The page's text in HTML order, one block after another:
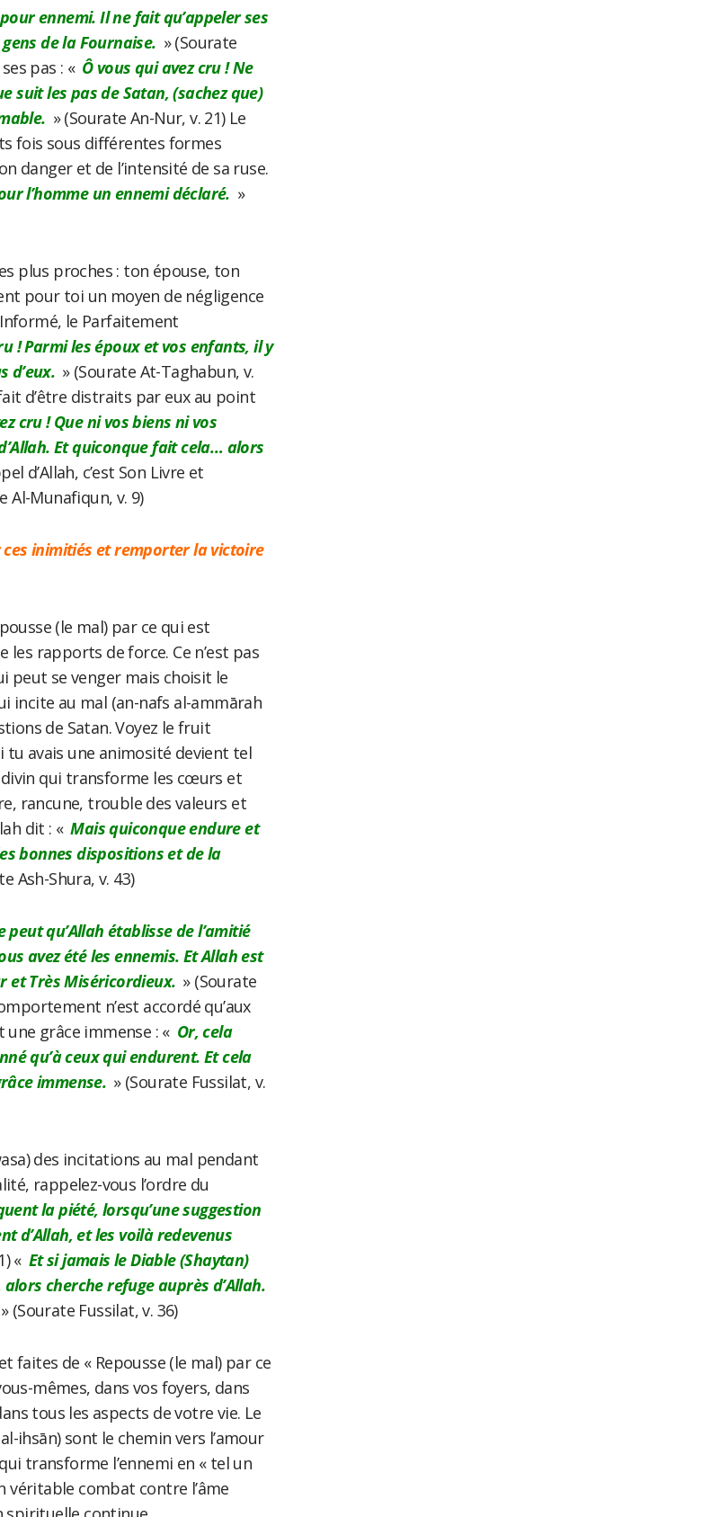
ennemi. Il ne fait qu’appeler ses
de la Fournaise. » (Sourate
pas : « Ô vous qui avez cru ! Ne
suit les pas de Satan, (sachez que)
» (Sourate An-Nur, v. 21) Le
fois sous différentes formes
danger et de l’intensité de sa ruse.
l’homme un ennemi déclaré. »
plus proches : ton épouse, ton
pour toi un moyen de négligence
Informé, le Parfaitement
! Parmi les époux et vos enfants, il y
d’eux. » (Sourate At-Taghabun, v.
d’être distraits par eux au point
cru ! Que ni vos biens ni vos
Et quiconque fait cela… alors
d’Allah, c’est Son Livre et
Al-Munafiqun, v. 9)
inimitiés et remporter la victoire
(le mal) par ce qui est
les rapports de force. Ce n’est pas
peut se venger mais choisit le
incite au mal (an-nafs al-ammārah
de Satan. Voyez le fruit
tu avais une animosité devient tel
divin qui transforme les cœurs et
rancune, trouble des valeurs et
dit : « Mais quiconque endure et
bonnes dispositions et de la
Ash-Shura, v. 43)
peut qu’Allah établisse de l’amitié
avez été les ennemis. Et Allah est
et Très Miséricordieux. » (Sourate
n’est accordé qu’aux
grâce immense : « Or, cela
qu’à ceux qui endurent. Et cela
immense. » (Sourate Fussilat, v.
des incitations au mal pendant
rappelez-vous l’ordre du
la piété, lorsqu’une suggestion
d’Allah, et les voilà redevenus
« Et si jamais le Diable (Shaytan)
cherche refuge auprès d’Allah.
» (Sourate Fussilat, v. 36)
faites de « Repousse (le mal) par ce
mêmes, dans vos foyers, dans
tous les aspects de votre vie. Le
ihsān) sont le chemin vers l’amour
transforme l’ennemi en « tel un
véritable combat contre l’âme